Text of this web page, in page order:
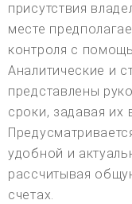
присутствия
месте
контроля с
Аналитические и
представлены
сроки, задавая их
удобной и
рассчитывая
счетах.